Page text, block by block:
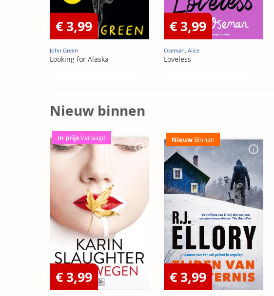
€ 3,99
John Green
Looking for Alaska
€ 3,99
Oseman, Alice
Loveless
Nieuw binnen
In prijsVerlaagd
€ 3,99
Nieuw Binnen
€ 3,99